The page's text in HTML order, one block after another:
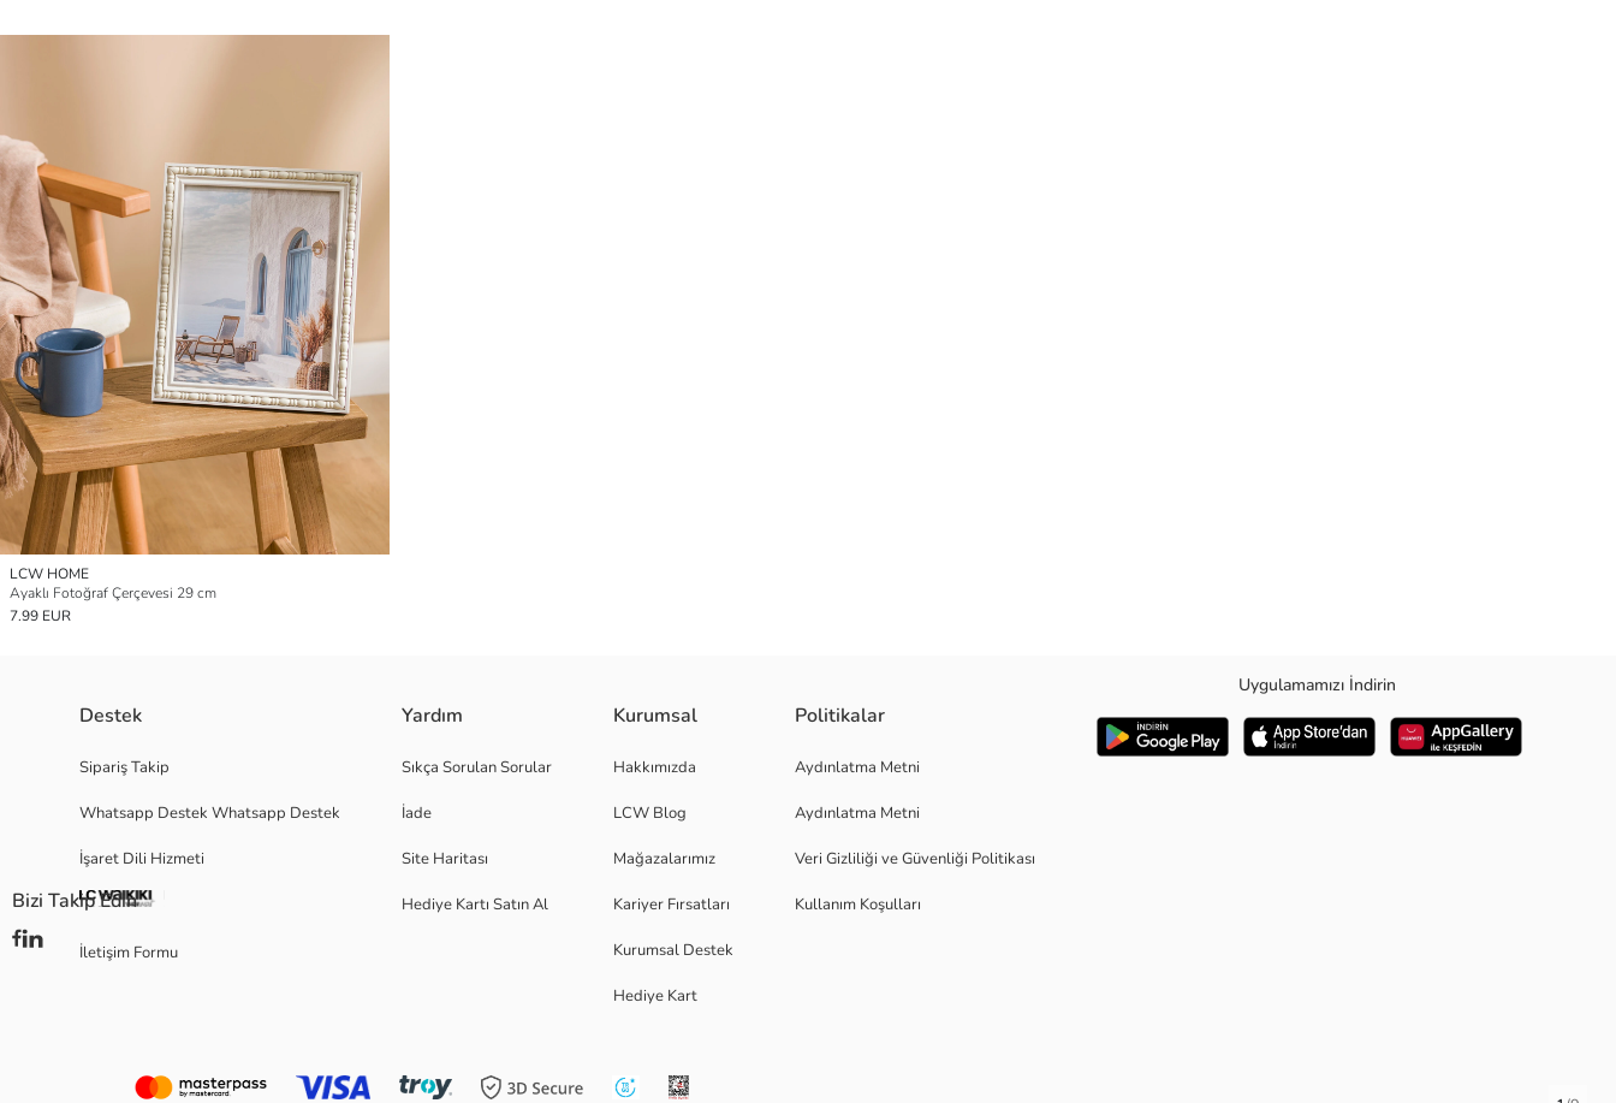
LCW HOME
Ayaklı Fotoğraf Çerçevesi 29 cm
7.99 EUR
Destek
Sipariş Takip
Whatsapp Destek Whatsapp Destek
İşaret Dili Hizmeti
İletişim Formu
Yardım
Sıkça Sorulan Sorular
İade
Site Haritası
Hediye Kartı Satın Al
Kurumsal
Hakkımızda
LCW Blog
Mağazalarımız
Kariyer Fırsatları
Kurumsal Destek
Hediye Kart
Politikalar
Aydınlatma Metni
Aydınlatma Metni
Veri Gizliliği ve Güvenliği Politikası
Kullanım Koşulları
Uygulamamızı İndirin
Bizi Takip Edin